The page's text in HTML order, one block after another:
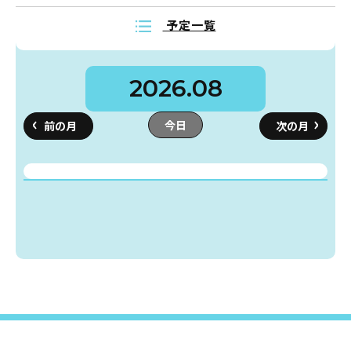
今日
2026.08
予定一覧
こどもの図書館
としょかん
おはなし会